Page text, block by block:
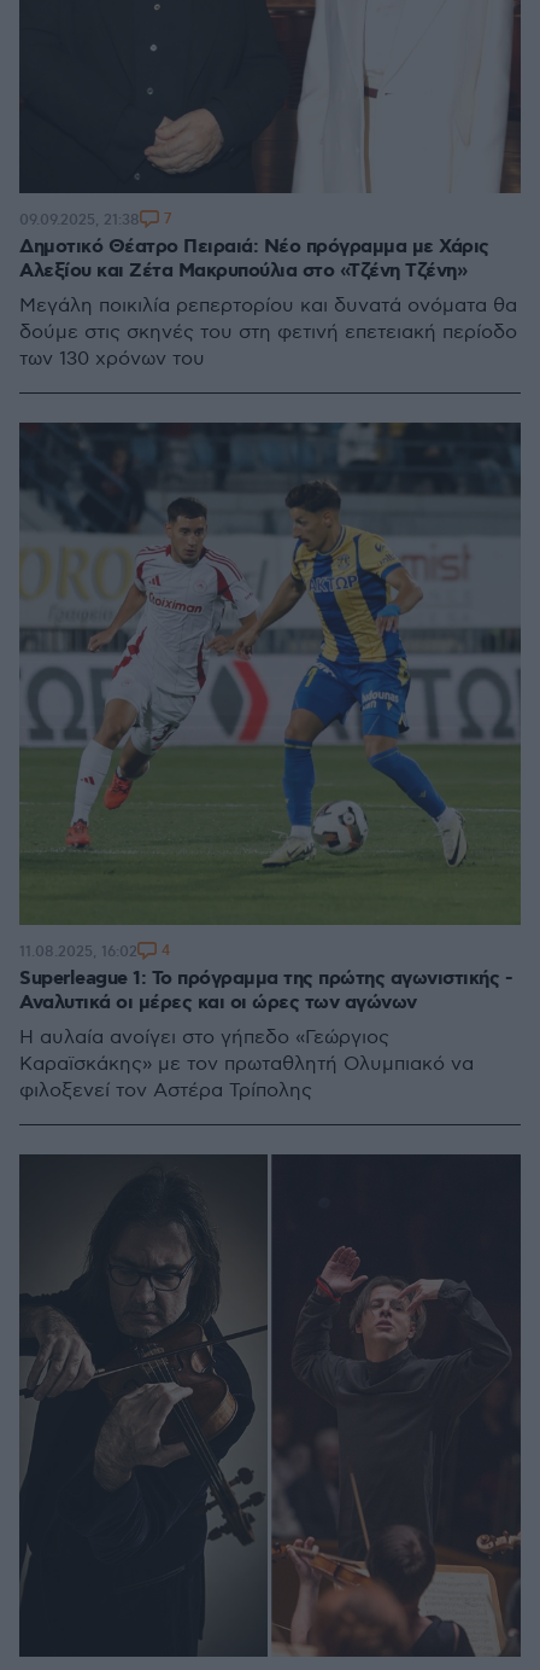
Δημοτικό Θέατρο Πειραιά: Νέο πρόγραμμα με Χάρις
Αλεξίου και Ζέτα Μακρυπούλια στο «Τζένη Τζένη»
Μεγάλη ποικιλία ρεπερτορίου και δυνατά ονόματα θα
δούμε στις σκηνές του στη φετινή επετειακή περίοδο
των 130 χρόνων του
09.09.2025, 21:38 7
Superleague 1: Το πρόγραμμα της πρώτης αγωνιστικής -
Αναλυτικά οι μέρες και οι ώρες των αγώνων
Η αυλαία ανοίγει στο γήπεδο «Γεώργιος
Καραϊσκάκης» με τον πρωταθλητή Ολυμπιακό να
φιλοξενεί τον Αστέρα Τρίπολης
11.08.2025, 16:02 4